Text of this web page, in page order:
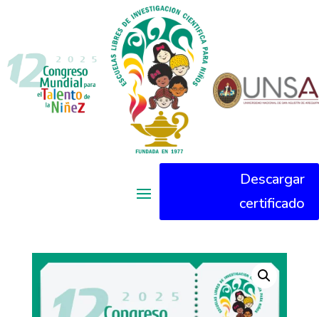
Descargar
certificado